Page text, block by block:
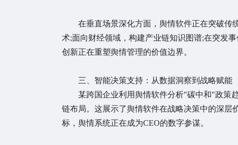
在垂直场景深化方面，舆情软件正在突破传
术;面向财经领域，构建产业链知识图谱;在突发
创新正在重塑舆情管理的价值边界。
三、智能决策支持：从数据洞察到战略赋能
某跨国企业利用舆情软件分析"碳中和"政策趋
链布局。这展示了舆情软件在战略决策中的深层
标，舆情系统正在成为CEO的数字参谋。